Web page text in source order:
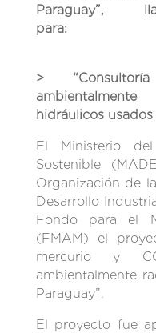
Paraguay”,
para:
>
hidráulicos
El Ministerio
Sostenible
Organización de
Desarrollo
Fondo para el
(FMAM) el
mercurio y
ambientalmente
Paraguay”.
El proyecto fue